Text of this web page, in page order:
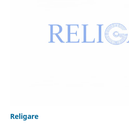
Religare